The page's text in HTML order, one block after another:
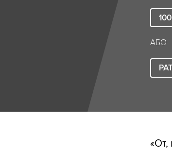
100
АБО
«От,